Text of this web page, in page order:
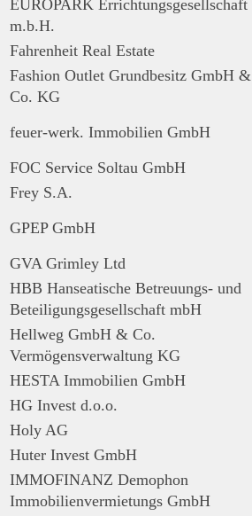
EUROPARK Errichtungsgesellschaft
m.b.H.
Fahrenheit Real Estate
Fashion Outlet Grundbesitz GmbH &
Co. KG
feuer-werk. Immobilien GmbH
FOC Service Soltau GmbH
Frey S.A.
GPEP GmbH
GVA Grimley Ltd
HBB Hanseatische Betreuungs- und
Beteiligungsgesellschaft mbH
Hellweg GmbH & Co.
Vermögensverwaltung KG
HESTA Immobilien GmbH
HG Invest d.o.o.
Holy AG
Huter Invest GmbH
IMMOFINANZ Demophon
Immobilienvermietungs GmbH